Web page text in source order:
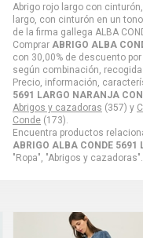
Abrigo rojo largo con
largo, con cinturón en un
de la firma gallega ALBA
Comprar ABRIGO ALBA
con 30,00% de descuento por
según combinación, recogida
Precio, información,
5691 LARGO NARANJA
Abrigos y cazadoras (357) y
Conde (173).
Encuentra productos
ABRIGO ALBA CONDE 5691
"Ropa", "Abrigos y cazadoras".